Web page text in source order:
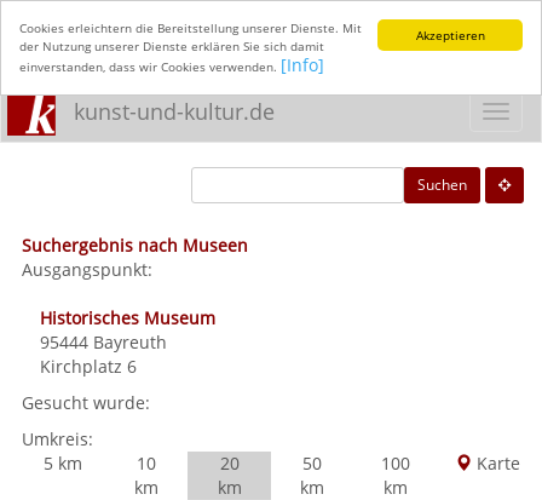
Akzeptieren
Cookies erleichtern die Bereitstellung unserer Dienste. Mit
der Nutzung unserer Dienste erklären Sie sich damit
einverstanden, dass wir Cookies verwenden. [Info]
kunst-und-kultur.de
Suchen
Suchergebnis nach Museen
Ausgangspunkt:
Historisches Museum
95444 Bayreuth
Kirchplatz 6
Gesucht wurde:
Umkreis:
5 km
10
km
20
km
50
km
100
km
Karte